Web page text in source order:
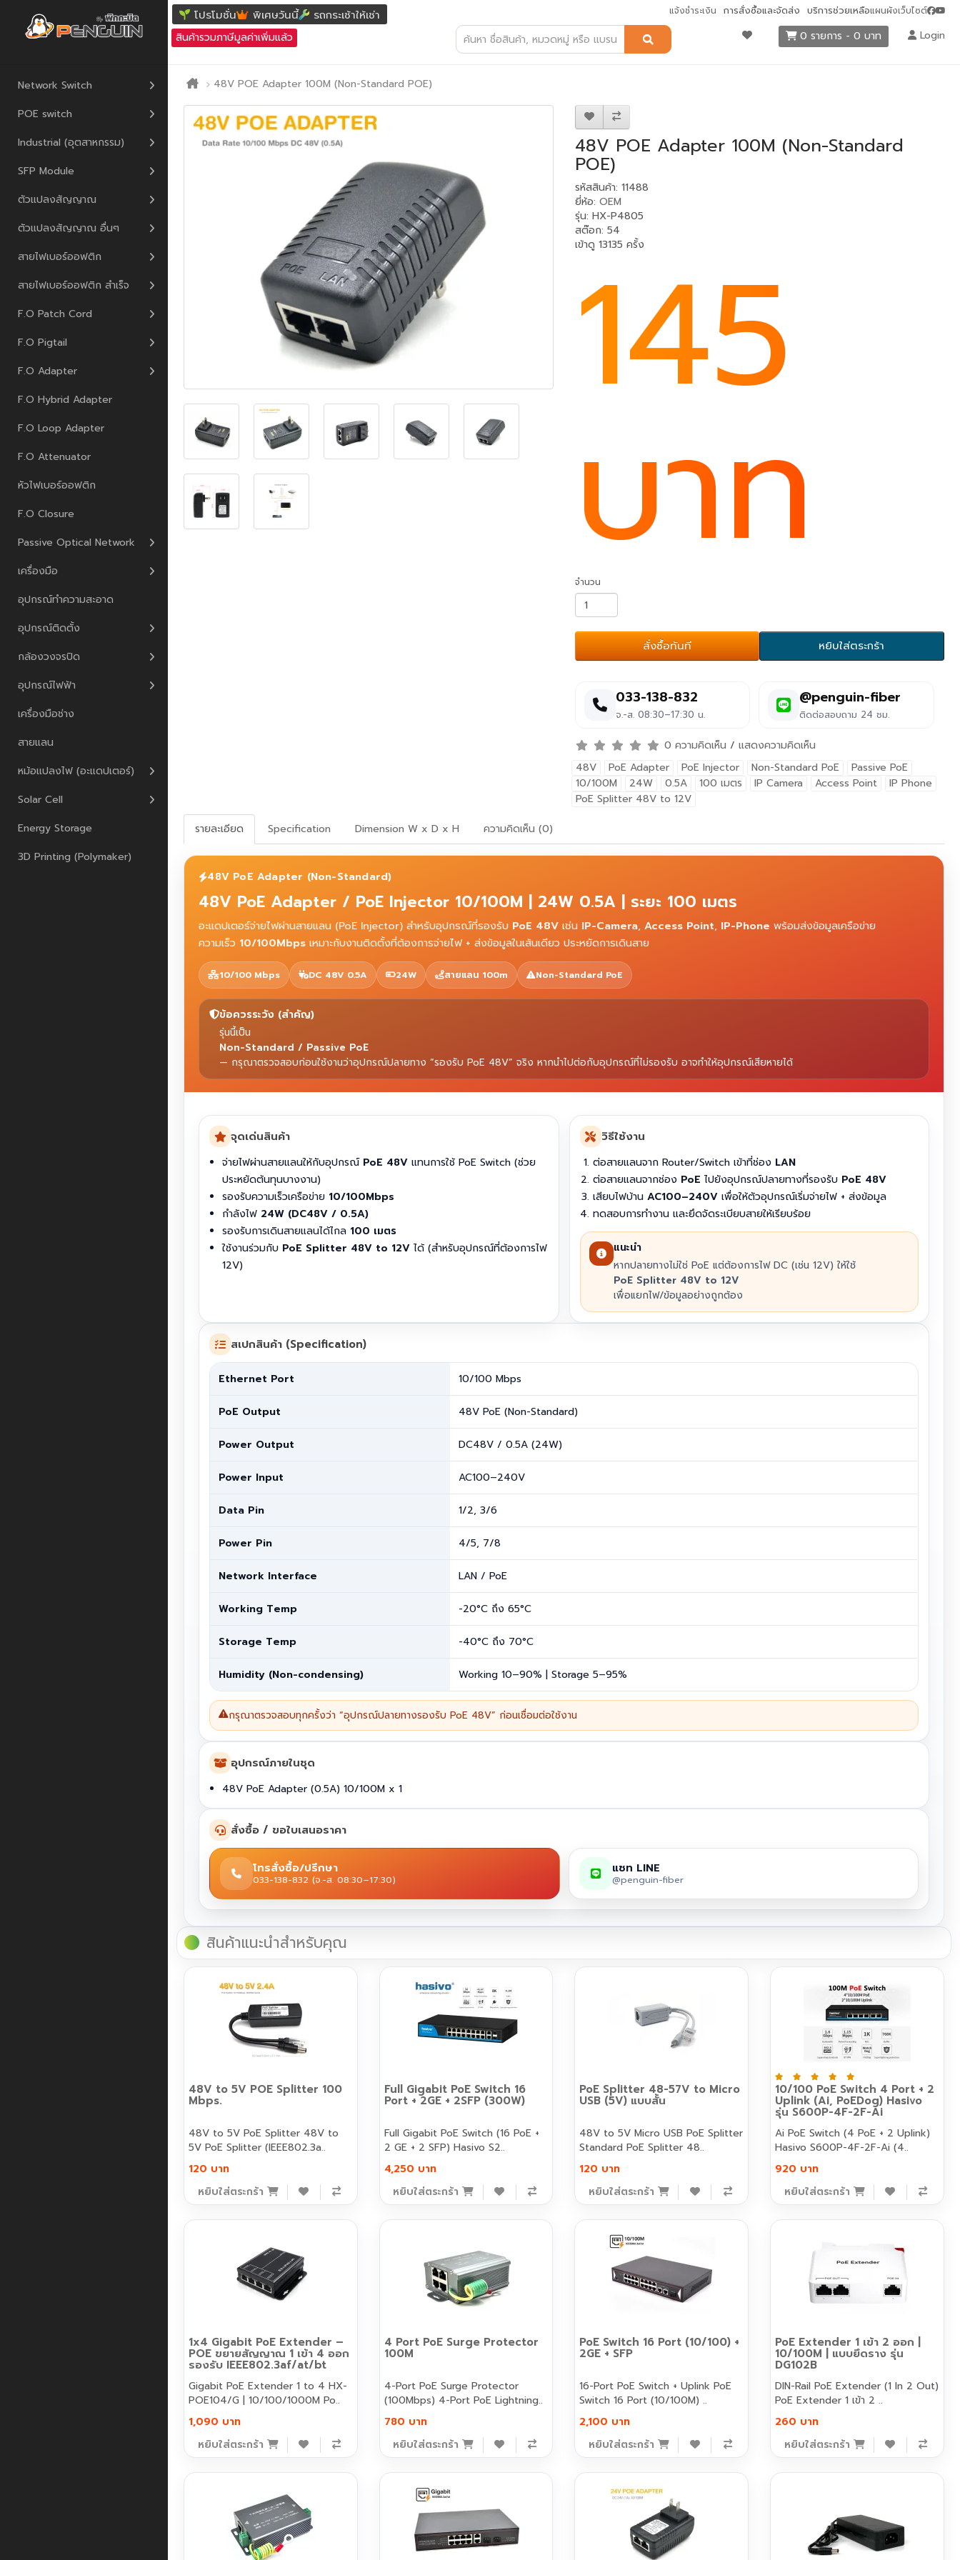
แจ้งชำระเงิน การสั่งซื้อและจัดส่ง บริการช่วยเหลือแผนผังเว็บไซต์
โปรโมชั่น พิเศษวันนี้ รถกระเช้าให้เช่า
สินค้ารวมภาษีมูลค่าเพิ่มแล้ว 0 รายการ - 0 บาท Login
Network Switch
POE switch
Industrial (อุตสาหกรรม)
SFP Module
ตัวแปลงสัญญาณ
ตัวแปลงสัญญาณ อื่นๆ
สายไฟเบอร์ออฟติก
สายไฟเบอร์ออฟติก สำเร็จ
F.O Patch Cord
F.O Pigtail
F.O Adapter
F.O Hybrid Adapter
F.O Loop Adapter
F.O Attenuator
หัวไฟเบอร์ออฟติก
F.O Closure
Passive Optical Network
เครื่องมือ
อุปกรณ์ทำความสะอาด
อุปกรณ์ติดตั้ง
กล้องวงจรปิด
อุปกรณ์ไฟฟ้า
เครื่องมือช่าง
สายแลน
หม้อแปลงไฟ (อะแดปเตอร์)
Solar Cell
Energy Storage
3D Printing (Polymaker)
48V POE Adapter 100M (Non-Standard POE)
48V POE Adapter 100M (Non-Standard
POE)
รหัสสินค้า: 11488
ยี่ห้อ: OEM
รุ่น: HX-P4805
สต๊อก: 54
เข้าดู 13135 ครั้ง
145
บาท
จำนวน
สั่งซื้อทันที หยิบใส่ตระกร้า
033-138-832
จ.-ส. 08:30–17:30 น.
@penguin-fiber
ติดต่อสอบถาม 24 ชม.
0 ความคิดเห็น / แสดงความคิดเห็น
48V
PoE Adapter PoE Injector Non-Standard PoE
Passive PoE
10/100M
24W 0.5A 100 เมตร IP Camera Access Point
IP Phone
PoE Splitter 48V to 12V
รายละเอียด
Specification Dimension W x D x H ความคิดเห็น (0)
48V PoE Adapter (Non-Standard)
48V PoE Adapter / PoE Injector 10/100M | 24W 0.5A | ระยะ 100 เมตร
อะแดปเตอร์จ่ายไฟผ่านสายแลน (PoE Injector) สำหรับอุปกรณ์ที่รองรับ PoE 48V เช่น IP-Camera,Access Point, IP-Phone พร้อมส่งข้อมูลเครือข่าย
ความเร็ว 10/100Mbps เหมาะกับงานติดตั้งที่ต้องการจ่ายไฟ + ส่งข้อมูลในเส้นเดียว ประหยัดการเดินสาย
10/100 Mbps DC 48V 0.5A 24W สายแลน 100m Non-Standard PoE
ข้อควรระวัง (สำคัญ)
รุ่นนี้เป็น
Non-Standard / Passive PoE
— กรุณาตรวจสอบก่อนใช้งานว่าอุปกรณ์ปลายทาง “รองรับ PoE 48V” จริง หากนำไปต่อกับอุปกรณ์ที่ไม่รองรับ อาจทำให้อุปกรณ์เสียหายได้
จุดเด่นสินค้า
จ่ายไฟผ่านสายแลนให้กับอุปกรณ์ PoE 48V แทนการใช้ PoE Switch (ช่วย
ประหยัดต้นทุนบางงาน)
รองรับความเร็วเครือข่าย 10/100Mbps
กำลังไฟ 24W (DC48V / 0.5A)
รองรับการเดินสายแลนได้ไกล 100 เมตร
ใช้งานร่วมกับ PoE Splitter 48V to 12V ได้ (สำหรับอุปกรณ์ที่ต้องการไฟ
12V)
วิธีใช้งาน
ต่อสายแลนจาก Router/Switch เข้าที่ช่อง LAN
ต่อสายแลนจากช่อง PoE ไปยังอุปกรณ์ปลายทางที่รองรับ PoE 48V
เสียบไฟบ้าน AC100–240Vเพื่อให้ตัวอุปกรณ์เริ่มจ่ายไฟ + ส่งข้อมูล
ทดสอบการทำงาน และยึดจัดระเบียบสายให้เรียบร้อย
แนะนำ
หากปลายทางไม่ใช่ PoE แต่ต้องการไฟ DC (เช่น 12V) ให้ใช้
PoE Splitter 48V to 12V
เพื่อแยกไฟ/ข้อมูลอย่างถูกต้อง
สเปกสินค้า (Specification)
Ethernet Port 10/100 Mbps
PoE Output 48V PoE (Non-Standard)
Power Output DC48V / 0.5A (24W)
Power Input AC100–240V
Data Pin 1/2, 3/6
Power Pin 4/5, 7/8
Network Interface LAN / PoE
Working Temp -20°C ถึง 65°C
Storage Temp -40°C ถึง 70°C
Humidity (Non-condensing) Working 10–90% | Storage 5–95%
กรุณาตรวจสอบทุกครั้งว่า “อุปกรณ์ปลายทางรองรับ PoE 48V” ก่อนเชื่อมต่อใช้งาน
อุปกรณ์ภายในชุด
48V PoE Adapter (0.5A) 10/100M x 1
สั่งซื้อ / ขอใบเสนอราคา
โทรสั่งซื้อ/ปรึกษา
033-138-832 (จ.-ส. 08:30–17:30)
แชท LINE
@penguin-fiber
สินค้าแนะนำสำหรับคุณ
48V to 5V POE Splitter 100
Mbps.
48V to 5V PoE Splitter 48V to
5V PoE Splitter (IEEE802.3a..
120 บาท
หยิบใส่ตระกร้า
Full Gigabit PoE Switch 16
Port + 2GE + 2SFP (300W)
Full Gigabit PoE Switch (16 PoE +
2 GE + 2 SFP) Hasivo S2..
4,250 บาท
หยิบใส่ตระกร้า
PoE Splitter 48-57V to Micro
USB (5V) แบบสั้น
48V to 5V Micro USB PoE Splitter
Standard PoE Splitter 48..
120 บาท
หยิบใส่ตระกร้า
10/100 PoE Switch 4 Port + 2
Uplink (Ai, PoEDog) Hasivo
รุ่น S600P-4F-2F-Ai
Ai PoE Switch (4 PoE + 2 Uplink)
Hasivo S600P-4F-2F-Ai (4..
920 บาท
หยิบใส่ตระกร้า
1x4 Gigabit PoE Extender –
POE ขยายสัญญาณ 1 เข้า 4 ออก
รองรับ IEEE802.3af/at/bt
Gigabit PoE Extender 1 to 4 HX-
POE104/G | 10/100/1000M Po..
1,090 บาท
หยิบใส่ตระกร้า
4 Port PoE Surge Protector
100M
4-Port PoE Surge Protector
(100Mbps) 4-Port PoE Lightning..
780 บาท
หยิบใส่ตระกร้า
PoE Switch 16 Port (10/100) +
2GE + SFP
16-Port PoE Switch + Uplink PoE
Switch 16 Port (10/100M) ..
2,100 บาท
หยิบใส่ตระกร้า
PoE Extender 1 เข้า 2 ออก |
10/100M | แบบยึดราง รุ่น
DG102B
DIN-Rail PoE Extender (1 In 2 Out)
PoE Extender 1 เข้า 2 ..
260 บาท
หยิบใส่ตระกร้า